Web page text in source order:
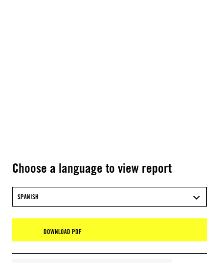
Choose a language to view report
SPANISH
DOWNLOAD PDF